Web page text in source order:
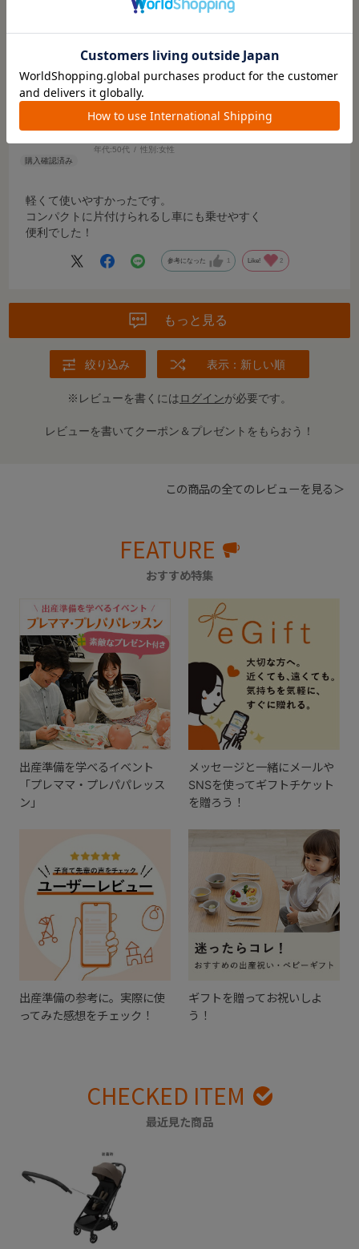
ご購入時のお子さまの月齢 :1才～ お子さまのご利用時期
お子さまの性別:おんなの子 用途
るる
年代:50代 性別:女性
軽くて使いやすかったです。
コンパクトに片付けられるし車にも乗せやすく
便利でした！
参考になった 1 Like! 2
もっと見る
絞り込み 表示：新しい順
※レビューを書くにはログインが必要です。
レビューを書いてクーポン＆プレゼントをもらおう！
この商品の全てのレビューを見る＞
FEATURE
おすすめ特集
出産準備を学べるイベント
「プレママ・プレパパレッス
ン」
メッセージと一緒にメールや
SNSを使ってギフトチケット
を贈ろう！
出産準備の参考に。実際に使
ってみた感想をチェック！
ギフトを贈ってお祝いしよ
う！
CHECKED ITEM
最近見た商品